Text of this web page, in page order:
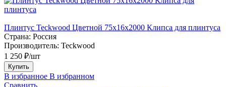
Плинтус Teckwood Цветной 75х16х2000 Клипса для плинтуса
Страна: Россия
Производитель: Teckwood
1 250 ₽/шт
Купить
В избранное В избранном
Сравнить